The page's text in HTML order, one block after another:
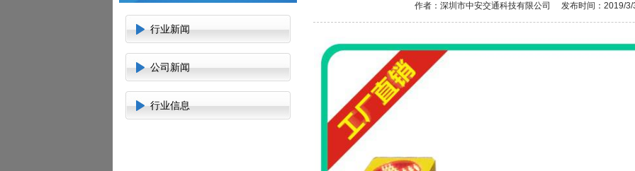
行业新闻
公司新闻
行业信息
作者：深圳市中安交通科技有限公司 发布时间：2019/